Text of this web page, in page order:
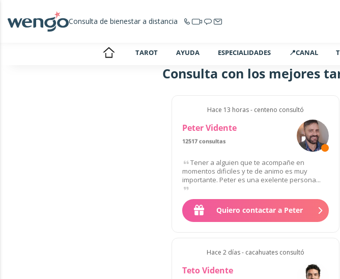
Consulta de bienestar a distancia
TAROT AYUDA ESPECIALIDADES 📍CANAL
Consulta con los mejores
Hace 13 horas - centeno consultó
Peter Vidente
12517 consultas
Tener a alguien que te acompañe en
momentos dificiles y te de animo es muy
importante. Peter es una exelente persona...
Quiero contactar a Peter
Hace 2 días - cacahuates consultó
Teto Vidente